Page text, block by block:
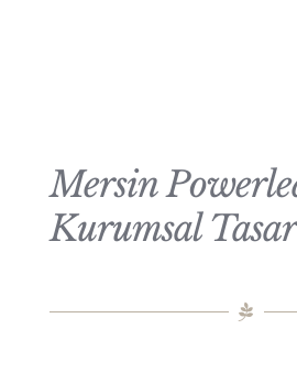
Mersin
Kurumsal